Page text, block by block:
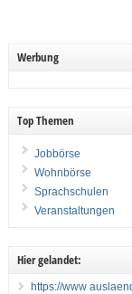
Werbung
Top Themen
Jobbörse
Wohnbörse
Sprachschulen
Veranstaltungen
Hier gelandet:
https://www